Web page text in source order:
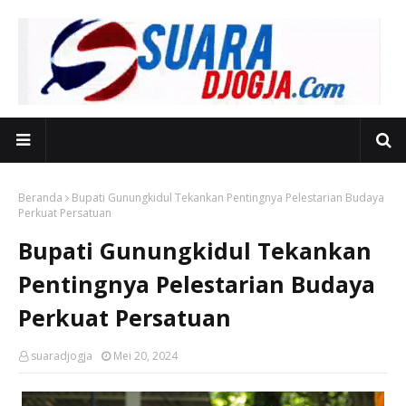
Beranda
Bupati Gunungkidul Tekankan Pentingnya Pelestarian Budaya
Perkuat Persatuan
Bupati Gunungkidul Tekankan
Pentingnya Pelestarian Budaya
Perkuat Persatuan
suaradjogja Mei 20, 2024